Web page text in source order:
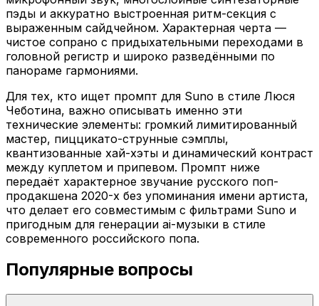
пэды и аккуратно выстроенная ритм-секция с
выраженным сайдчейном. Характерная черта —
чистое сопрано с придыхательными переходами в
головной регистр и широко разведёнными по
панораме гармониями.
Для тех, кто ищет промпт для Suno в стиле Люся
Чеботина, важно описывать именно эти
технические элементы: громкий лимитированный
мастер, пиццикато-струнные сэмплы,
квантизованные хай-хэты и динамический контраст
между куплетом и припевом. Промпт ниже
передаёт характерное звучание русского поп-
продакшена 2020-х без упоминания имени артиста,
что делает его совместимым с фильтрами Suno и
пригодным для генерации ai-музыки в стиле
современного российского попа.
Популярные вопросы